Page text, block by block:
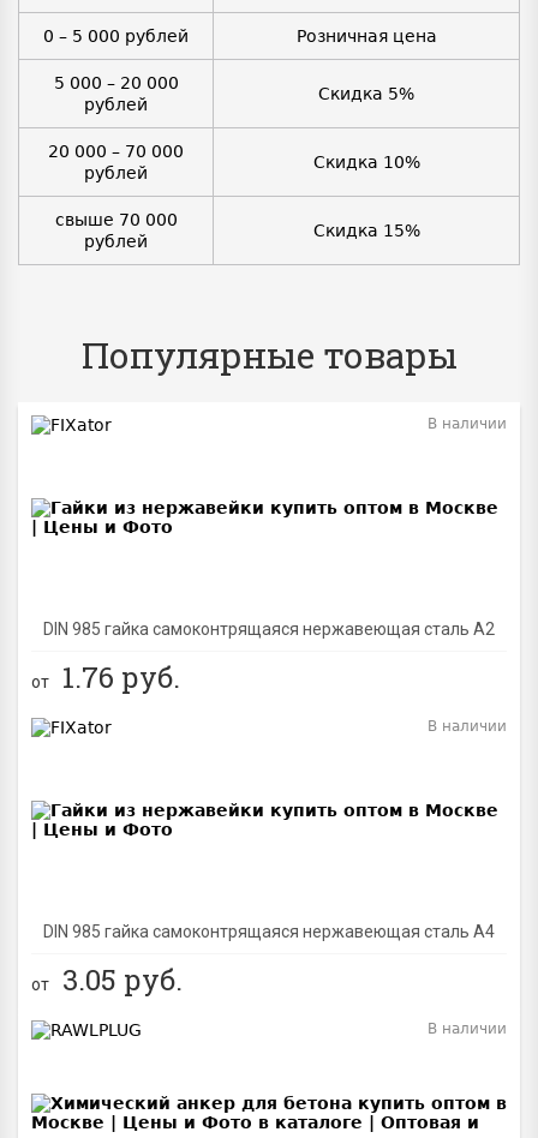
0 – 5 000 рублей Розничная цена
5 000 – 20 000
рублей
Скидка 5%
20 000 – 70 000
рублей
Скидка 10%
свыше 70 000
рублей
Скидка 15%
Популярные товары
DIN 985 гайка самоконтрящаяся нержавеющая сталь A2
В наличии
от 1.76 руб.
DIN 985 гайка самоконтрящаяся нержавеющая сталь A4
В наличии
от 3.05 руб.
В наличии